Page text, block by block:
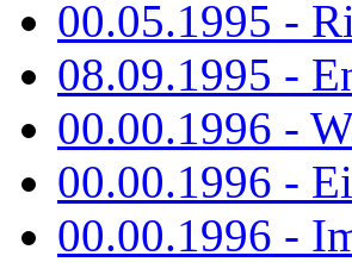
00.05.1995 -
08.09.1995 -
00.00.1996 -
00.00.1996 -
00.00.1996 -